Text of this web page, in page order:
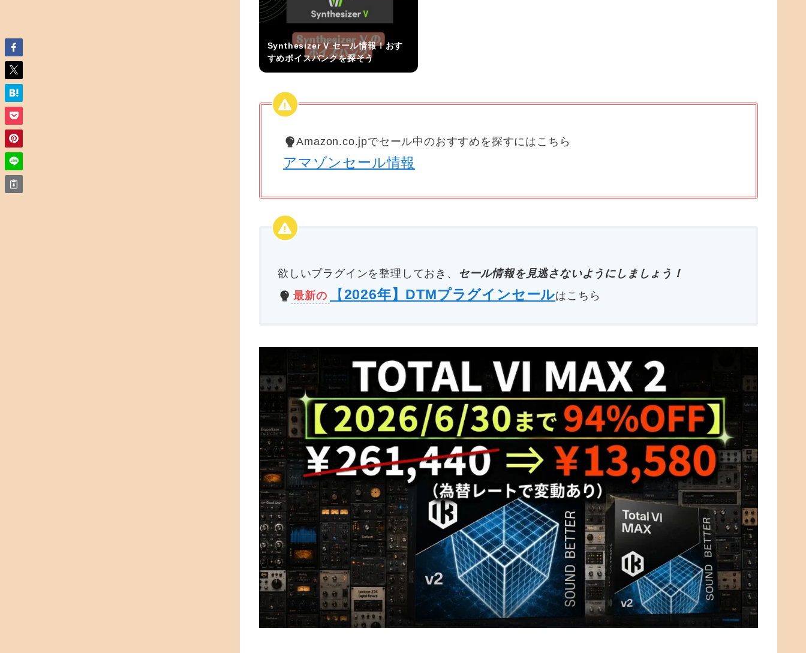
Synthesizer V セール情報！おす
すめボイスバンクを探そう
Amazon.co.jpでセール中のおすすめを探すにはこちら
アマゾンセール情報
欲しいプラグインを整理しておき、
セール情報を見逃さないようにしましょう！
最新の
【 2026年】DTMプラグインセールはこちら